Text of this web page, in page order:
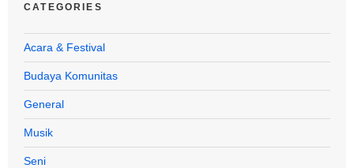
CATEGORIES
Acara & Festival
Budaya Komunitas
General
Musik
Seni